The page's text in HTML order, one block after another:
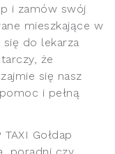
i zamów swój
mieszkające w
do lekarza
że
się nasz
i pełną
Gołdap